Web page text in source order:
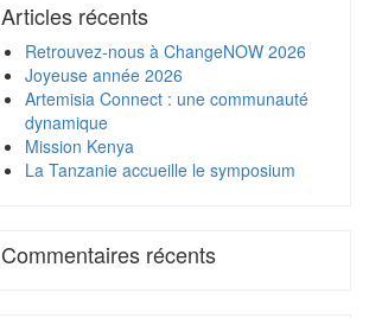
Articles récents
Retrouvez-nous à ChangeNOW 2026
Joyeuse année 2026
Artemisia Connect : une communauté
dynamique
Mission Kenya
La Tanzanie accueille le symposium
Commentaires récents